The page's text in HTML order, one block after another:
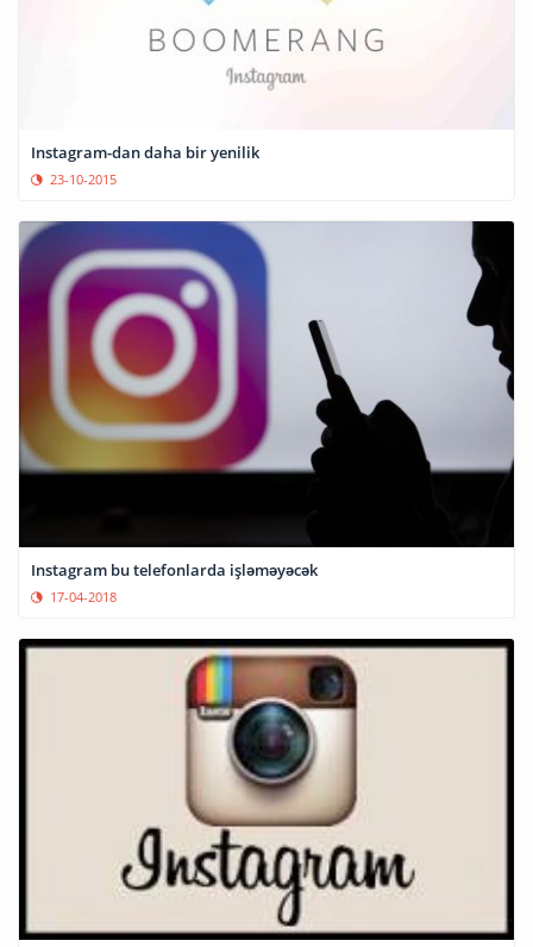
Instagram-dan daha bir yenilik
23-10-2015
Instagram bu telefonlarda işləməyəcək
17-04-2018